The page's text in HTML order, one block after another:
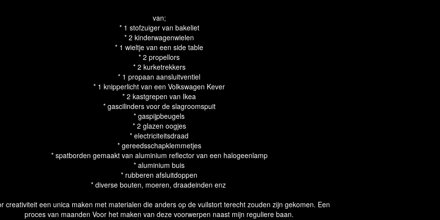
van;
* 1 stofzuiger van bakeliet
* 2 kinderwagenwielen
* 1 wieltje van een side table
* 2 propellors
* 2 kurketrekkers
* 1 propaan aansluitventiel
* 1 knipperlicht van een Volkswagen Kever
* 2 kastgrepen van Ikea
* gascilinders voor de slagroomspuit
* gaspijpbeugels
* 2 glazen oogjes
* electriciteitsdraad
* gereedsschapklemmetjes
* spatborden gemaakt van aluminium reflector van een halogeenlamp
* aluminium buis
* rubberen afsluitdoppen
* diverse bouten, moeren, draadeinden enz
creativiteit een unica maken met materialen die anders op de vuilstort terecht zouden zijn gekomen. Een
proces van maanden Voor het maken van deze voorwerpen naast mijn reguliere baan.